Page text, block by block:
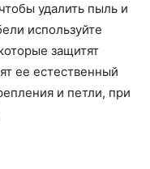
удалить пыль и
используйте
защитят
ее естественный
и петли, при